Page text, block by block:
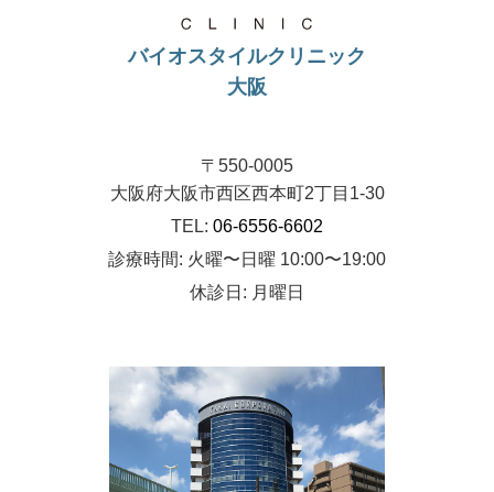
バイオスタイルクリニック
大阪
〒550-0005
大阪府大阪市西区西本町2丁目1-30
TEL: 06-6556-6602
診療時間: 火曜〜日曜 10:00〜19:00
休診日: 月曜日